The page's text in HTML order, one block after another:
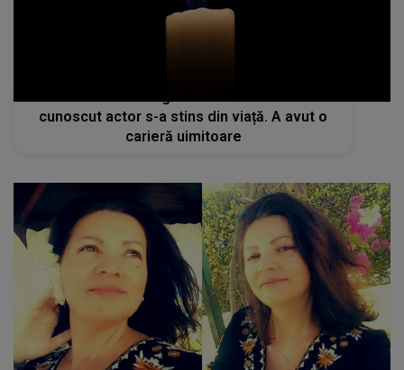
cunoscut actor s-a stins din viață. A avut o
carieră uimitoare